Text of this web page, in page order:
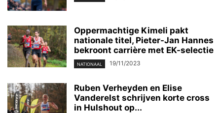
Oppermachtige Kimeli pakt
nationale titel, Pieter-Jan Hannes
bekroont carrière met EK-selectie
NATIONAAL 19/11/2023
Ruben Verheyden en Elise
Vanderelst schrijven korte cross
in Hulshout op...